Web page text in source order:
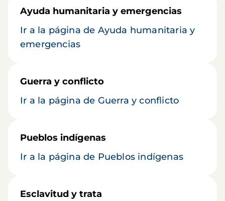
Ayuda humanitaria y emergencias
Ir a la página de Ayuda humanitaria y
emergencias
Guerra y conflicto
Ir a la página de Guerra y conflicto
Pueblos indígenas
Ir a la página de Pueblos indígenas
Esclavitud y trata